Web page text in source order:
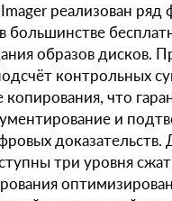
реализован ряд
большинстве
образов дисков.
контрольных
копирования, что
и
доказательств.
три уровня